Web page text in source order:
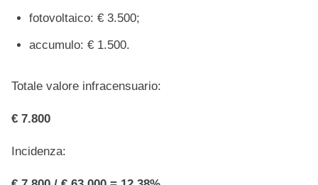
fotovoltaico: € 3.500;
accumulo: € 1.500.
Totale valore infracensuario:
€ 7.800
Incidenza: